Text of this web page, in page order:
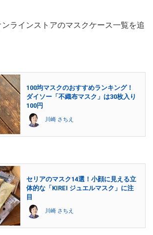
ンラインストアのマスクケース一覧を追
100均マスクのおすすめランキング！
ダイソー「不織布マスク」は30枚入り
100円
川崎 さちえ
セリアのマスク14選！小顔に見える立
体的な「KIREI ジュエルマスク」に注
目
川崎 さちえ